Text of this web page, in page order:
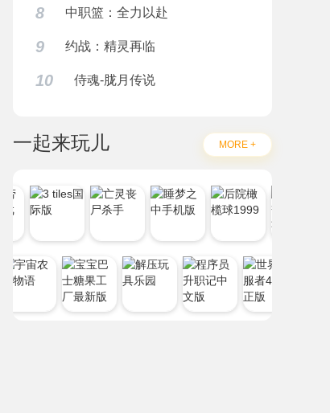
8 中职篮：全力以赴
9 约战：精灵再临
10 侍魂-胧月传说
一起来玩儿 MORE +